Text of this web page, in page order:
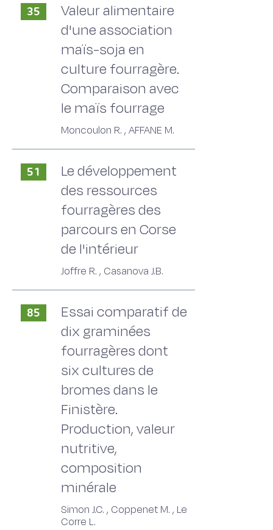
35
Valeur alimentaire
d'une association
maïs-soja en
culture fourragère.
Comparaison avec
le maïs fourrage
Moncoulon R. , AFFANE M.
51
Le développement
des ressources
fourragères des
parcours en Corse
de l'intérieur
Joffre R. , Casanova J.B.
85
Essai comparatif de
dix graminées
fourragères dont
six cultures de
bromes dans le
Finistère.
Production, valeur
nutritive,
composition
minérale
Simon J.C. , Coppenet M. , Le
Corre L.